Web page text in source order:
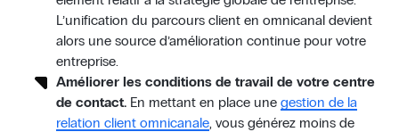
L’unification du parcours client en omnicanal devient
alors une source d’amélioration continue pour votre
entreprise.
Améliorer les conditions de travail de votre centre
de contact. En mettant en place une gestion de la
relation client omnicanale, vous générez moins de